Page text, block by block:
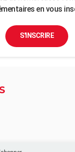
en vous
S'INSCRIRE